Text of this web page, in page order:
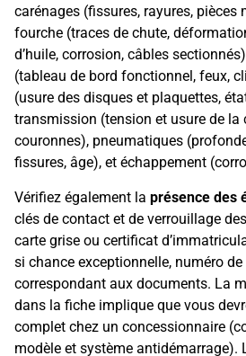
carénages (fissures, rayures, pièces
fourche (traces de chute,
d’huile, corrosion, câbles
(tableau de bord fonctionnel, feux,
(usure des disques et plaquettes,
transmission (tension et usure de la
couronnes), pneumatiques
fissures, âge), et échappement
Vérifiez également la présence des
clés de contact et de verrouillage
carte grise ou certificat
si chance exceptionnelle, numéro
correspondant aux documents. La
dans la fiche implique que vous
complet chez un concessionnaire
modèle et système antidémarrage).